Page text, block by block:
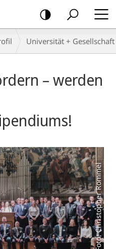
Universität + Gesellschaft
– werden
Foto: Christopher Rommel